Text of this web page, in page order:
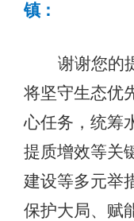
镇：
谢谢您的
将坚守生态优
心任务，统筹
提质增效等关
建设等多元举
保护大局、赋